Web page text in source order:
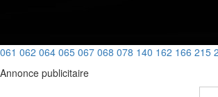
061 062 064 065 067 068 078 140 162 166 215
Annonce publicitaire